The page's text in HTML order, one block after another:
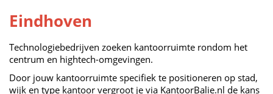
Eindhoven
Technologiebedrijven zoeken kantoorruimte rondom het
centrum en hightech-omgevingen.
Door jouw kantoorruimte specifiek te positioneren op stad,
wijk en type kantoor vergroot je via KantoorBalie.nl de kans